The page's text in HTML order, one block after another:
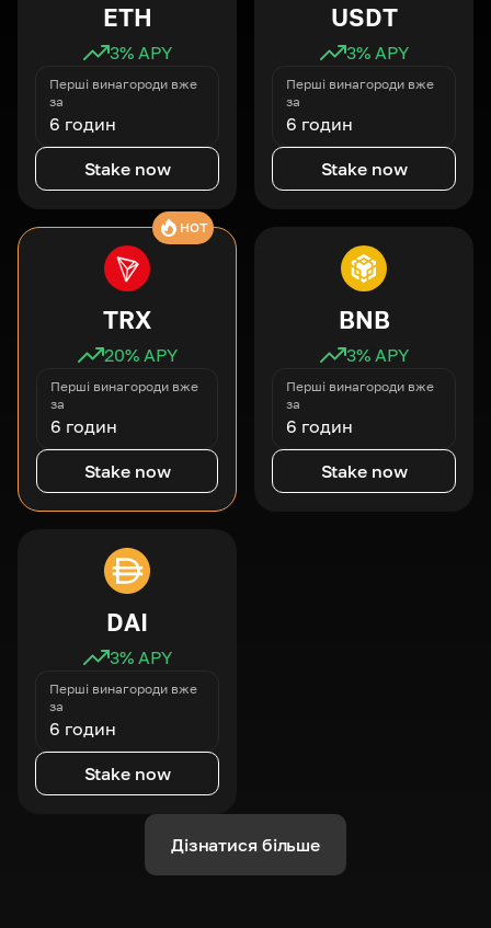
ETH
3% APY
Перші винагороди вже
за
6 годин
Stake now
USDT
3% APY
Перші винагороди вже
за
6 годин
Stake now
HOT
TRX
20% APY
Перші винагороди вже
за
6 годин
Stake now
BNB
3% APY
Перші винагороди вже
за
6 годин
Stake now
DAI
3% APY
Перші винагороди вже
за
6 годин
Stake now
Дізнатися більше